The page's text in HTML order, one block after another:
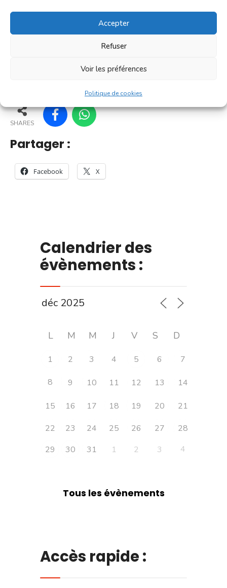
Accepter
Refuser
Voir les préférences
Politique de cookies
C'est un [...]
En savoir plus
155
SHARES
Partager :
Facebook X
Calendrier des
évènements :
L M M J V S D
1 2 3 4 5 6 7
8 9 10 11 12 13 14
15 16 17 18 19 20
21
22
23 24 25 26 27
28
29
30 31 1 2 3 4
Tous les évènements
Accès rapide :